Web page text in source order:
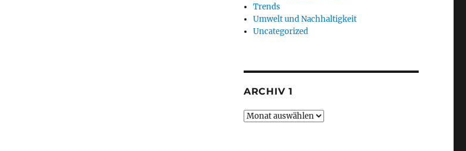
Trends
Umwelt und Nachhaltigkeit
Uncategorized
ARCHIV 1
Archiv